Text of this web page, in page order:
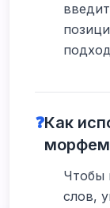
❓Как
Чтобы
слов,